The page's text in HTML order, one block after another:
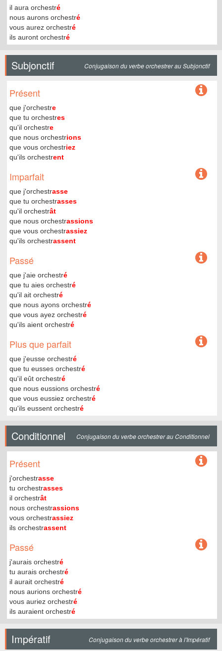
il aura orchestré
nous aurons orchestré
vous aurez orchestré
ils auront orchestré
Subjonctif Conjugaison du verbe orchestrer au Subjonctif
Présent
que j'orchestre
que tu orchestres
qu'il orchestre
que nous orchestrions
que vous orchestriez
qu'ils orchestrent
Imparfait
que j'orchestrasse
que tu orchestrasses
qu'il orchestrât
que nous orchestrassions
que vous orchestrassiez
qu'ils orchestrassent
Passé
que j'aie orchestré
que tu aies orchestré
qu'il ait orchestré
que nous ayons orchestré
que vous ayez orchestré
qu'ils aient orchestré
Plus que parfait
que j'eusse orchestré
que tu eusses orchestré
qu'il eût orchestré
que nous eussions orchestré
que vous eussiez orchestré
qu'ils eussent orchestré
Conditionnel Conjugaison du verbe orchestrer au Conditionnel
Présent
j'orchestrasse
tu orchestrasses
il orchestrât
nous orchestrassions
vous orchestrassiez
ils orchestrassent
Passé
j'aurais orchestré
tu aurais orchestré
il aurait orchestré
nous aurions orchestré
vous auriez orchestré
ils auraient orchestré
Impératif Conjugaison du verbe orchestrer à l'Impératif